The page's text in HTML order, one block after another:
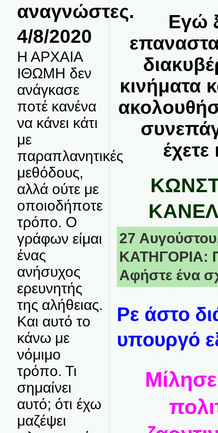
αναγνώστες.
4/8/2020
Η ΑΡΧΑΙΑ
ΙΘΩΜΗ δεν
ανάγκασε
ποτέ κανένα
να κάνει κάτι
με
παραπλανητικές
μεθόδους,
αλλά ούτε με
οποιοδήποτε
τρόπο. Ο
γράφων είμαι
ένας
ανήσυχος
ερευνητής
της αλήθειας.
Και αυτό το
κάνω με
νόμιμο
τρόπο. Τι
σημαίνει
αυτό; ότι έχω
μαζέψει
Εγώ
κινήματα
27
ΚΑΤΗΓΟΡΙΑ:
Αφήστε ένα
Ρε άστο
υπουργό